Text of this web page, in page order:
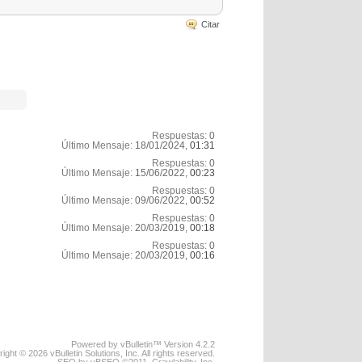
Citar
Respuestas: 0
Último Mensaje: 18/01/2024, 01:31
Respuestas: 0
Último Mensaje: 15/06/2022, 00:23
Respuestas: 0
Último Mensaje: 09/06/2022, 00:52
Respuestas: 0
Último Mensaje: 20/03/2019, 00:18
Respuestas: 0
Último Mensaje: 20/03/2019, 00:16
Powered by vBulletin™ Version 4.2.2
© 2026 vBulletin Solutions, Inc. All rights reserved.